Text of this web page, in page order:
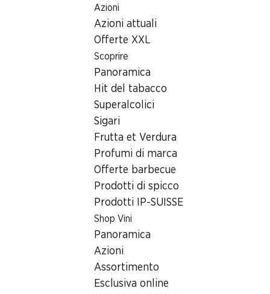
Azioni
Azioni attuali
Offerte XXL
Scoprire
Panoramica
Hit del tabacco
Superalcolici
Sigari
Frutta et Verdura
Profumi di marca
Offerte barbecue
Prodotti di spicco
Prodotti IP-SUISSE
Shop Vini
Panoramica
Azioni
Assortimento
Esclusiva online
Ricerca di filiale
Filiale Denner Route de Courgenay 7, 2942 Alle
Route de Courgenay 7, 2942 Alle
Orari di apertura